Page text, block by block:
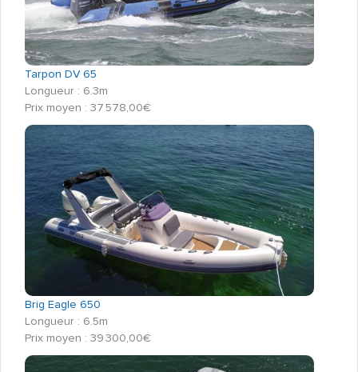
Tarpon DV 65
Longueur : 6.3m
Prix moyen : 37 578,00€
Brig Eagle 650
Longueur : 6.5m
Prix moyen : 39 300,00€